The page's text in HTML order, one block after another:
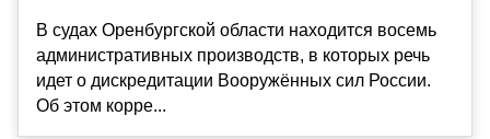
В судах Оренбургской области находится восемь
административных производств, в которых речь
идет о дискредитации Вооружённых сил России.
Об этом корре...